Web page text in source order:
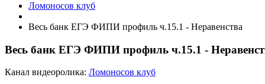
Ломоносов клуб
Весь банк ЕГЭ ФИПИ профиль ч.15.1 - Неравенства
Весь банк ЕГЭ ФИПИ профиль ч.15.1 -
Канал видеоролика: Ломоносов клуб